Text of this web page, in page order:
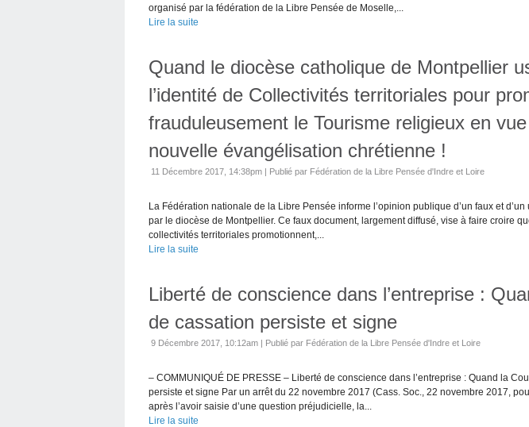
organisé par la fédération de la Libre Pensée de Moselle,...
Lire la suite
Quand le diocèse catholique de Montpellier
l’identité de Collectivités territoriales pour
frauduleusement le Tourisme religieux en
nouvelle évangélisation chrétienne !
11 Décembre 2017, 14:38pm | Publié par Fédération de la Libre Pensée d'Indre et Loire
La Fédération nationale de la Libre Pensée informe l’opinion publique d’un faux et
par le diocèse de Montpellier. Ce faux document, largement diffusé, vise à faire croire
collectivités territoriales promotionnent,...
Lire la suite
Liberté de conscience dans l’entreprise :
de cassation persiste et signe
9 Décembre 2017, 10:12am | Publié par Fédération de la Libre Pensée d'Indre et Loire
– COMMUNIQUÉ DE PRESSE – Liberté de conscience dans l’entreprise : Quand la
persiste et signe Par un arrêt du 22 novembre 2017 (Cass. Soc., 22 novembre 2017,
après l’avoir saisie d’une question préjudicielle, la...
Lire la suite